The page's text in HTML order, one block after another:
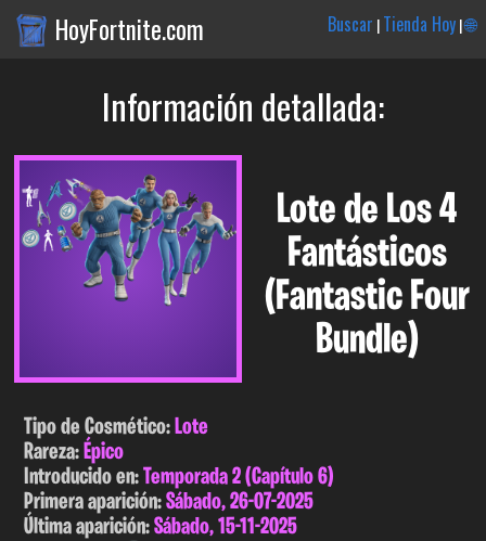
HoyFortnite.com Buscar |Tienda Hoy|🌐
Información detallada:
Lote de Los 4
Fantásticos
(Fantastic Four
Bundle)
Tipo de Cosmético:Lote
Rareza:Épico
Introducido en:Temporada 2 (Capítulo 6)
Primera aparición:Sábado, 26-07-2025
Última aparición:Sábado, 15-11-2025